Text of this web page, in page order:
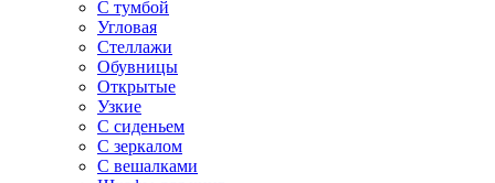
С тумбой
Угловая
Стеллажи
Обувницы
Открытые
Узкие
С сиденьем
С зеркалом
С вешалками